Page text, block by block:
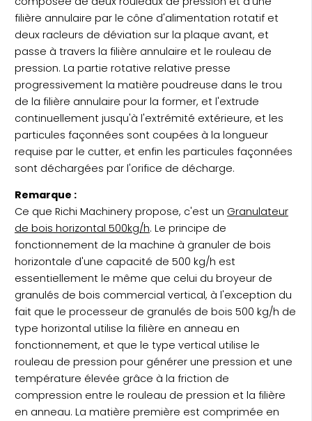
filière annulaire par le cône d'alimentation rotatif et
deux racleurs de déviation sur la plaque avant, et
passe à travers la filière annulaire et le rouleau de
pression. La partie rotative relative presse
progressivement la matière poudreuse dans le trou
de la filière annulaire pour la former, et l'extrude
continuellement jusqu'à l'extrémité extérieure, et les
particules façonnées sont coupées à la longueur
requise par le cutter, et enfin les particules façonnées
sont déchargées par l'orifice de décharge.
Remarque :
Ce que Richi Machinery propose, c'est un Granulateur
de bois horizontal 500kg/h. Le principe de
fonctionnement de la machine à granuler de bois
horizontale d'une capacité de 500 kg/h est
essentiellement le même que celui du broyeur de
granulés de bois commercial vertical, à l'exception du
fait que le processeur de granulés de bois 500 kg/h de
type horizontal utilise la filière en anneau en
fonctionnement, et que le type vertical utilise le
rouleau de pression pour générer une pression et une
température élevée grâce à la friction de
compression entre le rouleau de pression et la filière
en anneau. La matière première est comprimée en